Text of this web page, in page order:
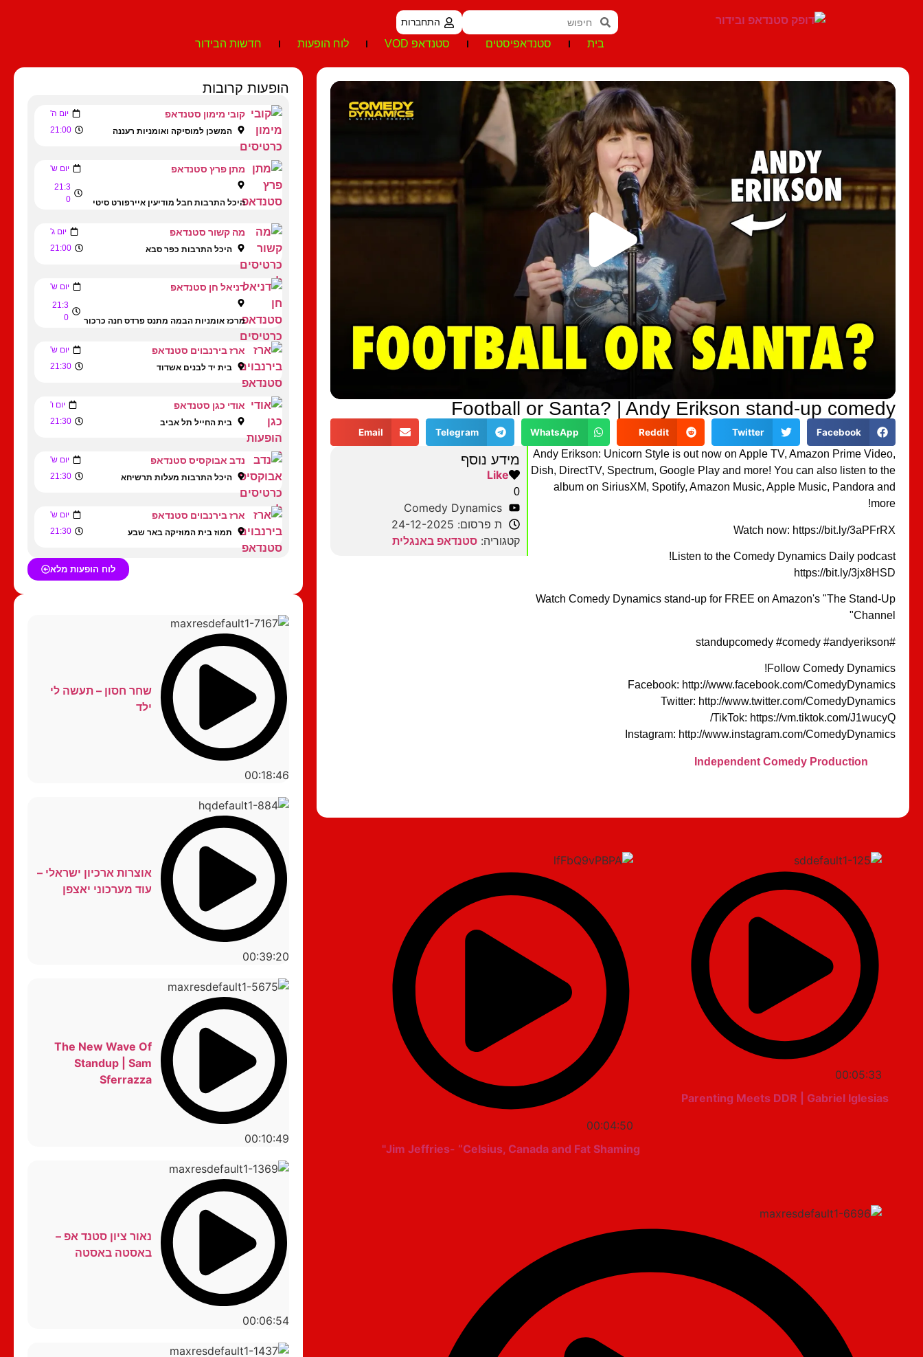
התחברות
בית סטנדאפיסטים סטנדאפ VOD לוח הופעות חדשות הבידור
Football or Santa? | Andy Erikson stand-up comedy
Facebook
Twitter
Reddit
WhatsApp
Telegram
Email
Andy Erikson: Unicorn Style is out now on Apple TV, Amazon Prime Video,
Dish, DirectTV, Spectrum, Google Play and more! You can also listen to the
album on SiriusXM, Spotify, Amazon Music, Apple Music, Pandora and
more!
Watch now: https://bit.ly/3aPFrRX
Listen to the Comedy Dynamics Daily podcast!
https://bit.ly/3jx8HSD
Watch Comedy Dynamics stand-up for FREE on Amazon's "The Stand-Up
Channel"
#standupcomedy #comedy #andyerikson
Follow Comedy Dynamics!
Facebook: http://www.facebook.com/ComedyDynamics
Twitter: http://www.twitter.com/ComedyDynamics
TikTok: https://vm.tiktok.com/J1wucyQ/
Instagram: http://www.instagram.com/ComedyDynamics
Independent Comedy Production
מידע נוסף
Like
0
Comedy Dynamics
ת פרסום: 24-12-2025
קטגוריה: סטנדאפ באנגלית
00:05:33
Parenting Meets DDR | Gabriel Iglesias
00:04:50
Jim Jeffries- “Celsius, Canada and Fat Shaming"
הופעות קרובות
קובי מימון סטנדאפ יום ה'
המשכן למוסיקה ואומניות רעננה 21:00
מתן פרץ סטנדאפ יום ש'
היכל התרבות חבל מודיעין איירפורט סיטי
21:3
0
מה קשור סטנדאפ יום ג'
היכל התרבות כפר סבא 21:00
דניאל חן סטנדאפ יום ש'
מרכז אומניות הבמה מתנס פרדס חנה כרכור
21:3
0
ארז בירנבוים סטנדאפ יום ש'
בית יד לבנים אשדוד 21:30
אודי כגן סטנדאפ יום ו'
בית החייל תל אביב 21:30
נדב אבוקסיס סטנדאפ יום ש'
היכל התרבות מעלות תרשיחא 21:30
ארז בירנבוים סטנדאפ יום ש'
תמוז בית המוזיקה באר שבע 21:30
לוח הופעות מלא
00:18:46
שחר חסון – תעשה לי
ילד
00:39:20
אוצרות ארכיון ישראלי –
עוד מערכוני יאצפן
00:10:49
The New Wave Of
Standup | Sam
Sferrazza
00:06:54
נאור ציון סטנד אפ –
באסטה באסטה